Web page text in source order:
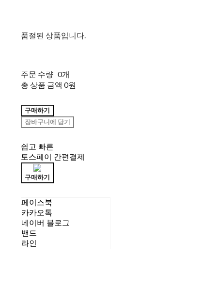
품절된 상품입니다.
주문 수량 0개
총 상품 금액 0원
구매하기
장바구니에 담기
쉽고 빠른
토스페이 간편결제
구매하기
페이스북
카카오톡
네이버 블로그
밴드
라인